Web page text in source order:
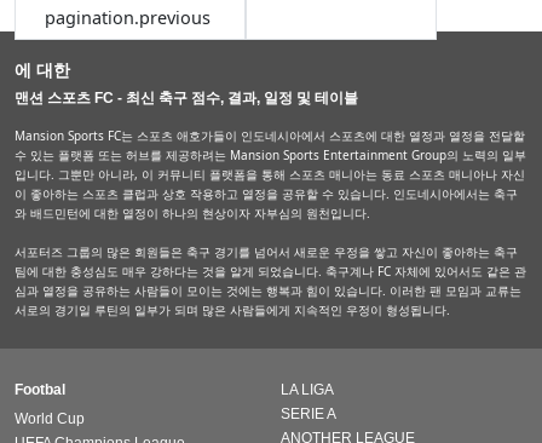
pagination.previous
에 대한
맨션 스포츠 FC - 최신 축구 점수, 결과, 일정 및 테이블
Mansion Sports FC는 스포츠 애호가들이 인도네시아에서 스포츠에 대한 열정과 열정을 전달할
수 있는 플랫폼 또는 허브를 제공하려는 Mansion Sports Entertainment Group의 노력의 일부
입니다. 그뿐만 아니라, 이 커뮤니티 플랫폼을 통해 스포츠 매니아는 동료 스포츠 매니아나 자신
이 좋아하는 스포츠 클럽과 상호 작용하고 열정을 공유할 수 있습니다. 인도네시아에서는 축구
와 배드민턴에 대한 열정이 하나의 현상이자 자부심의 원천입니다.
서포터즈 그룹의 많은 회원들은 축구 경기를 넘어서 새로운 우정을 쌓고 자신이 좋아하는 축구
팀에 대한 충성심도 매우 강하다는 것을 알게 되었습니다. 축구계나 FC 자체에 있어서도 같은 관
심과 열정을 공유하는 사람들이 모이는 것에는 행복과 힘이 있습니다. 이러한 팬 모임과 교류는
서로의 경기일 루틴의 일부가 되며 많은 사람들에게 지속적인 우정이 형성됩니다.
Footbal
World Cup
LA LIGA
SERIE A
ANOTHER LEAGUE